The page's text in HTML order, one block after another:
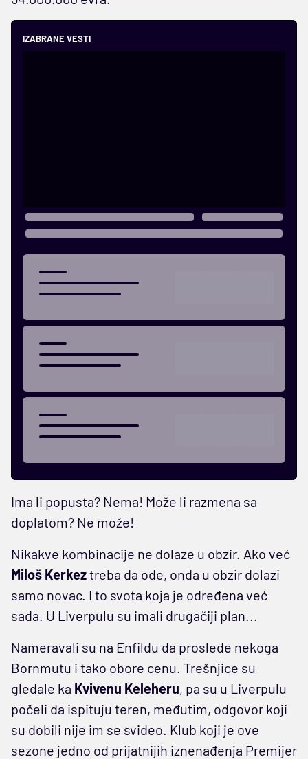
IZABRANE VESTI
Ima li popusta? Nema! Može li razmena sa
doplatom? Ne može!
Nikakve kombinacije ne dolaze u obzir. Ako već
Miloš Kerkeztreba da ode, onda u obzir dolazi
samo novac. I to svota koja je određena već
sada. U Liverpulu su imali drugačiji plan...
Nameravali su na Enfildu da proslede nekoga
Bornmutu i tako obore cenu. Trešnjice su
gledale ka Kvivenu Keleheru, pa su u Liverpulu
počeli da ispituju teren, međutim, odgovor koji
su dobili nije im se svideo. Klub koji je ove
sezone jedno od prijatnijih iznenađenja Premijer